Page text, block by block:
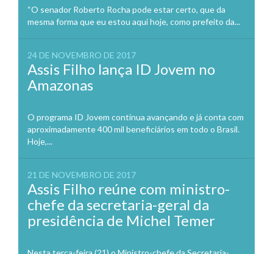
“O senador Roberto Rocha pode estar certo, que da
mesma forma que eu estou aqui hoje, como prefeito da...
24 DE NOVEMBRO DE 2017
Assis Filho lança ID Jovem no
Amazonas
O programa ID Jovem continua avançando e já conta com
aproximadamente 400 mil beneficiários em todo o Brasil.
Hoje,...
21 DE NOVEMBRO DE 2017
Assis Filho reúne com ministro-
chefe da secretaria-geral da
presidência de Michel Temer